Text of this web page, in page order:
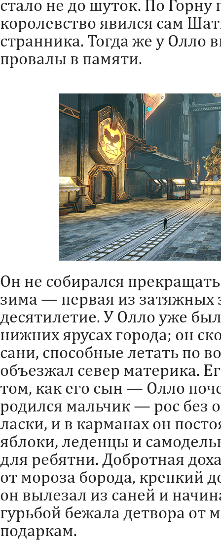
стало не до шуток. По Горну
королевство явился сам
странника. Тогда же у Олло
провалы в памяти.
Он не собирался
зима — первая из затяжных
десятилетие. У Олло уже
нижних ярусах города; он
сани, способные летать по
объезжал север материка.
том, как его сын — Олло
родился мальчик — рос без
ласки, и в карманах он
яблоки, леденцы и
для ребятни. Добротная
от мороза борода, крепкий
он вылезал из саней и
гурьбой бежала детвора от
подаркам.